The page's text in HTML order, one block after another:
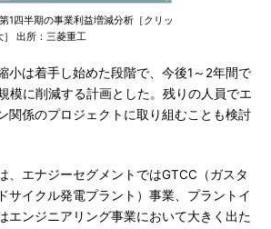
1四半期の事業利益増減分析［クリッ
］ 出所：三菱重工
小は着手し始めた段階で、今後1～2年間で
模に削減する計画とした。残りの人員でエ
関係のプロジェクトに取り組むことも検討
エナジーセグメントではGTCC（ガスタ
サイクル発電プラント）事業、プラントイ
エンジニアリング事業において大きく出た